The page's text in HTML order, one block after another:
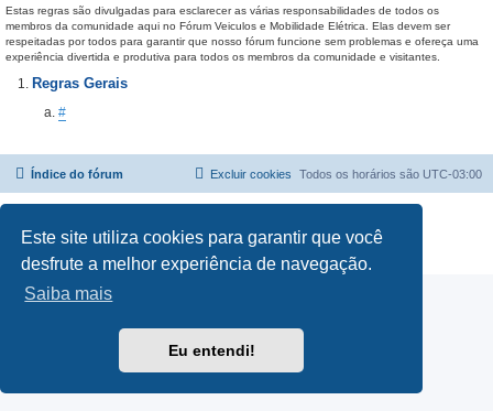
Este site utiliza cookies para garantir que você
desfrute a melhor experiência de navegação.
Saiba mais
Eu entendi!
Estas regras são divulgadas para esclarecer as várias responsabilidades de todos os
membros da comunidade aqui no Fórum Veiculos e Mobilidade Elétrica. Elas devem ser
respeitadas por todos para garantir que nosso fórum funcione sem problemas e ofereça uma
experiência divertida e produtiva para todos os membros da comunidade e visitantes.
Regras Gerais
#
Índice do fórum Todos os horários são UTC-03:00
Excluir cookies
Traduzido por: Suporte phpBB